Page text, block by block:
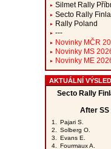
Silmet Rally
Secto Rally
Rally Poland
---
Novinky MČR
Novinky MS
Novinky ME
AKTUÁLNÍ